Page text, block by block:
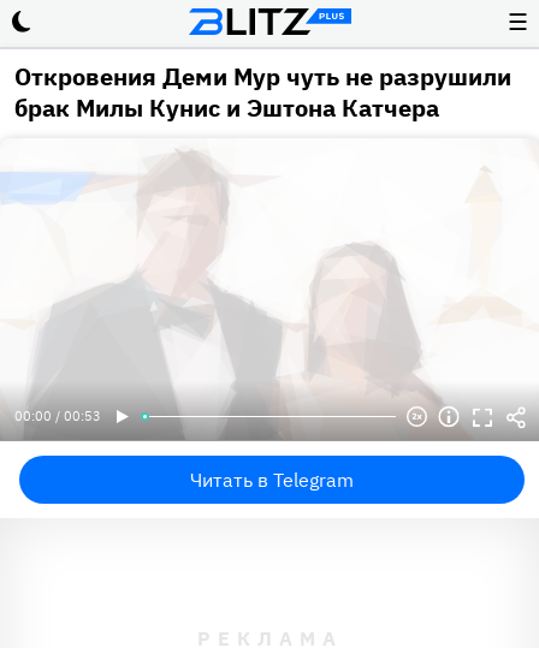
☰
Откровения Деми Мур чуть не разрушили
брак Милы Кунис и Эштона Катчера
00:00 / 00:53
Читать в Telegram